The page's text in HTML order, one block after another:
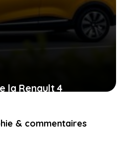
la Renault 4
vibrer au volant
& commentaires